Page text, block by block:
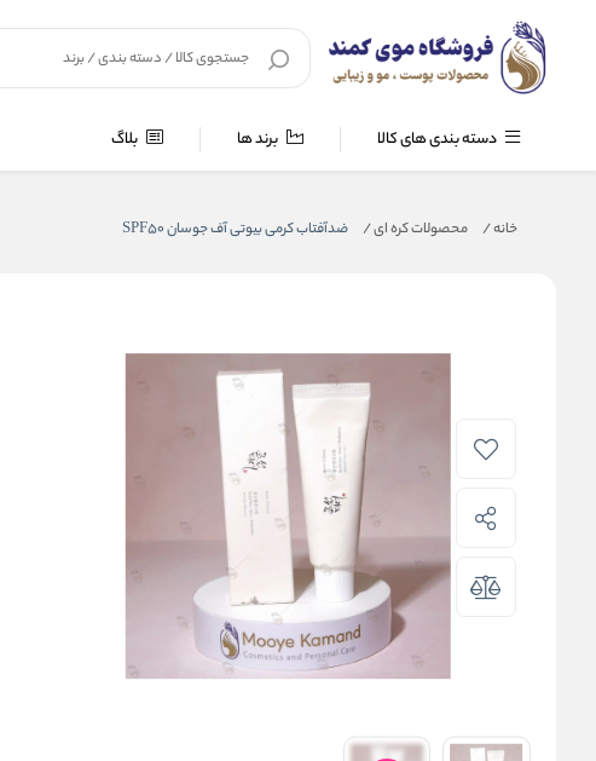
دسته بندی های کالا برند ها بلاگ
خانه/ محصولات کره ای/ ضدآفتاب کرمی بیوتی آف جوسان SPF50